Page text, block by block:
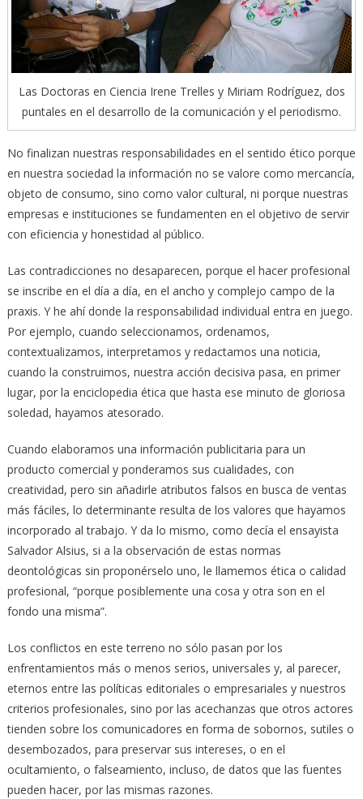
Las Doctoras en Ciencia Irene Trelles y Miriam Rodríguez, dos
puntales en el desarrollo de la comunicación y el periodismo.
No finalizan nuestras responsabilidades en el sentido ético porque
en nuestra sociedad la información no se valore como mercancía,
objeto de consumo, sino como valor cultural, ni porque nuestras
empresas e instituciones se fundamenten en el objetivo de servir
con eficiencia y honestidad al público.
Las contradicciones no desaparecen, porque el hacer profesional
se inscribe en el día a día, en el ancho y complejo campo de la
praxis. Y he ahí donde la responsabilidad individual entra en juego.
Por ejemplo, cuando seleccionamos, ordenamos,
contextualizamos, interpretamos y redactamos una noticia,
cuando la construimos, nuestra acción decisiva pasa, en primer
lugar, por la enciclopedia ética que hasta ese minuto de gloriosa
soledad, hayamos atesorado.
Cuando elaboramos una información publicitaria para un
producto comercial y ponderamos sus cualidades, con
creatividad, pero sin añadirle atributos falsos en busca de ventas
más fáciles, lo determinante resulta de los valores que hayamos
incorporado al trabajo. Y da lo mismo, como decía el ensayista
Salvador Alsius, si a la observación de estas normas
deontológicas sin proponérselo uno, le llamemos ética o calidad
profesional, “porque posiblemente una cosa y otra son en el
fondo una misma”.
Los conflictos en este terreno no sólo pasan por los
enfrentamientos más o menos serios, universales y, al parecer,
eternos entre las políticas editoriales o empresariales y nuestros
criterios profesionales, sino por las acechanzas que otros actores
tienden sobre los comunicadores en forma de sobornos, sutiles o
desembozados, para preservar sus intereses, o en el
ocultamiento, o falseamiento, incluso, de datos que las fuentes
pueden hacer, por las mismas razones.